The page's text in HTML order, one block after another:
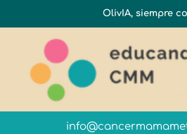
OlivIA, siempre